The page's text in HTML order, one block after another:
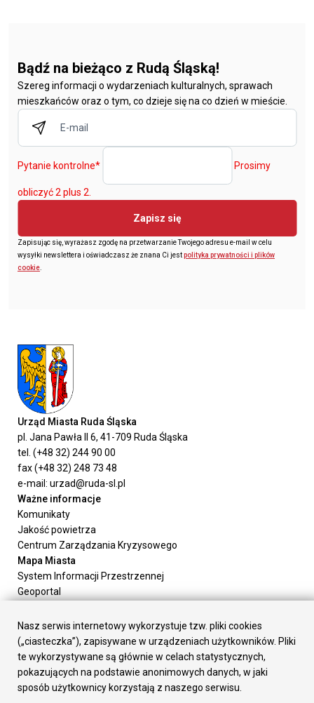
Bądź na bieżąco z Rudą Śląską!
Szereg informacji o wydarzeniach kulturalnych, sprawach
mieszkańców oraz o tym, co dzieje się na co dzień w mieście.
Pytanie kontrolne* Prosimy
obliczyć 2 plus 2.
Zapisz się
Zapisując się, wyrażasz zgodę na przetwarzanie Twojego adresu e-mail w celu
wysyłki newslettera i oświadczasz że znana Ci jestpolityka prywatności i plików
cookie
Urząd Miasta Ruda Śląska
pl. Jana Pawła II 6, 41-709 Ruda Śląska
tel. (+48 32) 244 90 00
fax (+48 32) 248 73 48
e-mail: urzad@ruda-sl.pl
Ważne informacje
Komunikaty
Jakość powietrza
Centrum Zarządzania Kryzysowego
Mapa Miasta
System Informacji Przestrzennej
Geoportal
Załatw sprawę
Prezydent Miasta
Rada Miasta
Wydziały
Elektroniczna Skrzynka Podawcza
Nasz serwis internetowy wykorzystuje tzw. pliki cookies
(„ciasteczka”), zapisywane w urządzeniach użytkowników. Pliki
te wykorzystywane są głównie w celach statystycznych,
pokazujących na podstawie anonimowych danych, w jaki
sposób użytkownicy korzystają z naszego serwisu.